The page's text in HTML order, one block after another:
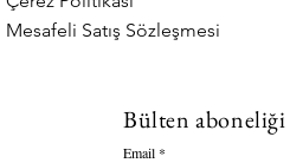
Mesafeli Satış Sözleşmesi
Bülten aboneliği
Email